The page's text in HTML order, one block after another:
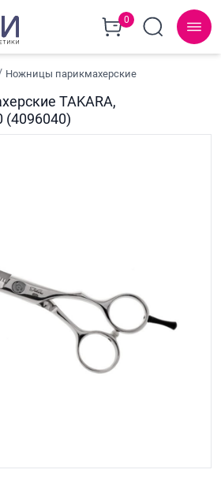
0
Ножницы парикмахерские
TAKARA,
(4096040)